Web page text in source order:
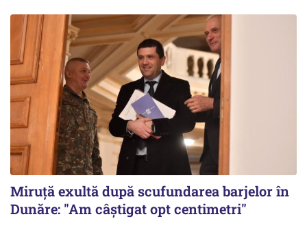
Miruță exultă după scufundarea barjelor în
Dunăre: "Am câștigat opt centimetri"